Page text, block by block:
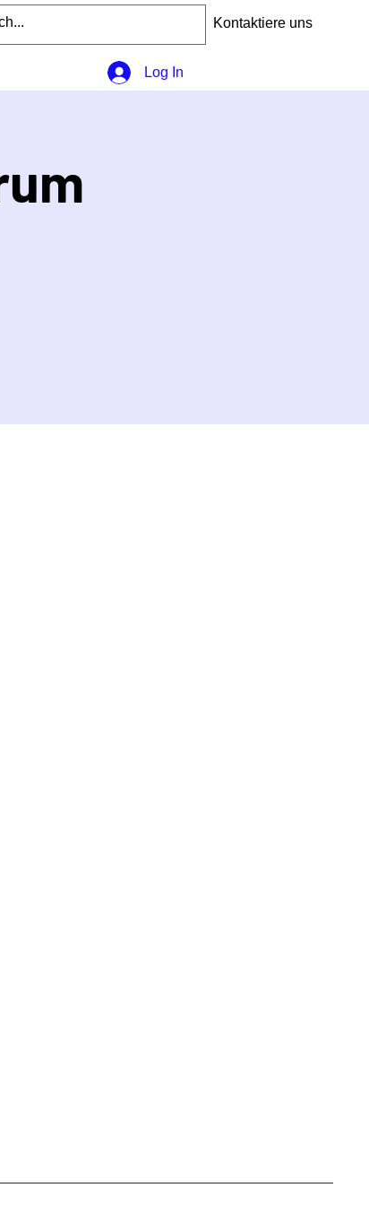
Kontaktiere uns
Log In